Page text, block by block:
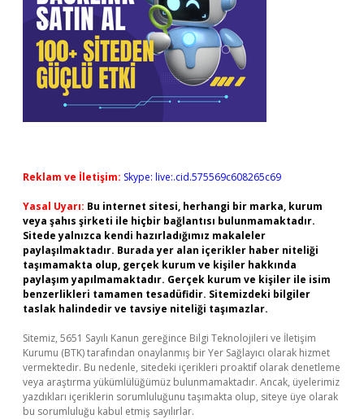
Reklam ve İletişim: Skype: live:.cid.575569c608265c69
Yasal Uyarı: Bu internet sitesi, herhangi bir marka, kurum
veya şahıs şirketi ile hiçbir bağlantısı bulunmamaktadır.
Sitede yalnızca kendi hazırladığımız makaleler
paylaşılmaktadır. Burada yer alan içerikler haber niteliği
taşımamakta olup, gerçek kurum ve kişiler hakkında
paylaşım yapılmamaktadır. Gerçek kurum ve kişiler ile isim
benzerlikleri tamamen tesadüfidir. Sitemizdeki bilgiler
taslak halindedir ve tavsiye niteliği taşımazlar.
Sitemiz, 5651 Sayılı Kanun gereğince Bilgi Teknolojileri ve İletişim
Kurumu (BTK) tarafından onaylanmış bir Yer Sağlayıcı olarak hizmet
vermektedir. Bu nedenle, sitedeki içerikleri proaktif olarak denetleme
veya araştırma yükümlülüğümüz bulunmamaktadır. Ancak, üyelerimiz
yazdıkları içeriklerin sorumluluğunu taşımakta olup, siteye üye olarak
bu sorumluluğu kabul etmiş sayılırlar.